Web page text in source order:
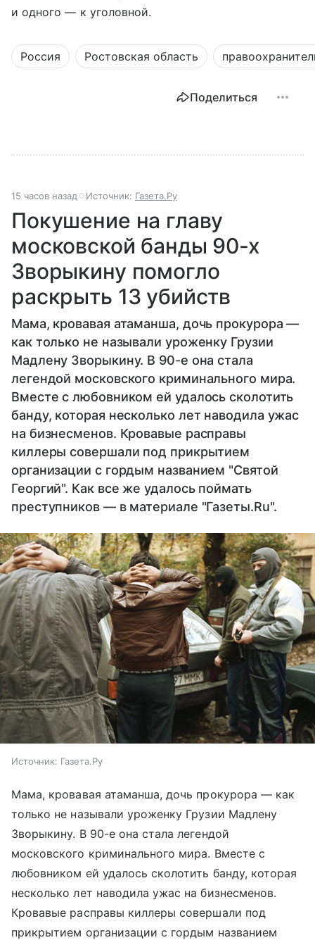
и одного — к уголовной.
Россия Ростовская область
Поделиться
15 часов назад Источник: Газета.Ру
Покушение на главу
московской банды 90-х
Зворыкину помогло
раскрыть 13 убийств
Мама, кровавая атаманша, дочь прокурора —
как только не называли уроженку Грузии
Мадлену Зворыкину. В 90-е она стала
легендой московского криминального мира.
Вместе с любовником ей удалось сколотить
банду, которая несколько лет наводила ужас
на бизнесменов. Кровавые расправы
киллеры совершали под прикрытием
организации с гордым названием "Святой
Георгий". Как все же удалось поймать
преступников — в материале "Газеты.Ru".
Источник: Газета.Ру
Мама, кровавая атаманша, дочь прокурора — как
только не называли уроженку Грузии Мадлену
Зворыкину. В 90-е она стала легендой
московского криминального мира. Вместе с
любовником ей удалось сколотить банду, которая
несколько лет наводила ужас на бизнесменов.
Кровавые расправы киллеры совершали под
прикрытием организации с гордым названием